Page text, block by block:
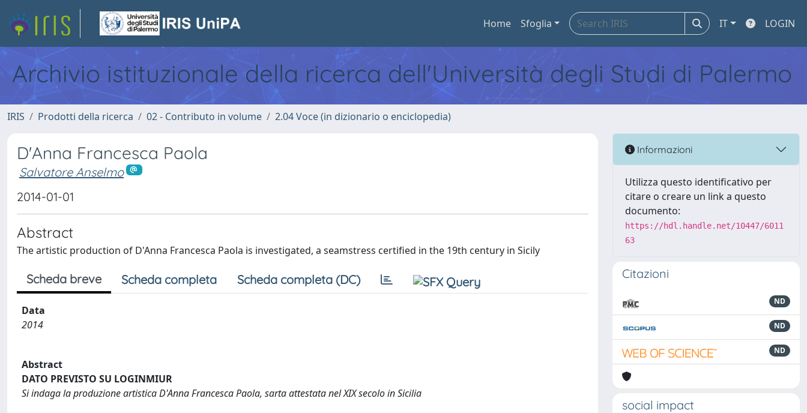
Home Sfoglia IT LOGIN
Archivio istituzionale della ricerca dell'Università degli Studi di Palermo
IRIS Prodotti della ricerca 02 - Contributo in volume 2.04 Voce (in dizionario o enciclopedia)
D'Anna Francesca Paola
Salvatore Anselmo
2014-01-01
Abstract
The artistic production of D'Anna Francesca Paola is investigated, a seamstress certified in the 19th century in Sicily
Scheda breve Scheda completa Scheda completa (DC)
Data
2014
Abstract
DATO PREVISTO SU LOGINMIUR
Si indaga la produzione artistica D'Anna Francesca Paola, sarta attestata nel XIX secolo in Sicilia
Informazioni
Utilizza questo identificativo per
citare o creare un link a questo
documento:
https://hdl.handle.net/10447/6011
63
Citazioni
ND
ND
ND
social impact